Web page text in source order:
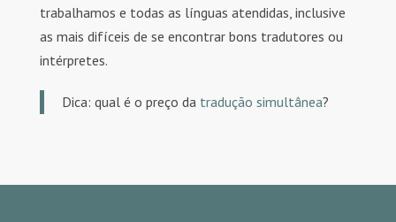
trabalhamos e todas as línguas atendidas, inclusive
as mais difíceis de se encontrar bons tradutores ou
intérpretes.
Dica: qual é o preço da tradução simultânea?